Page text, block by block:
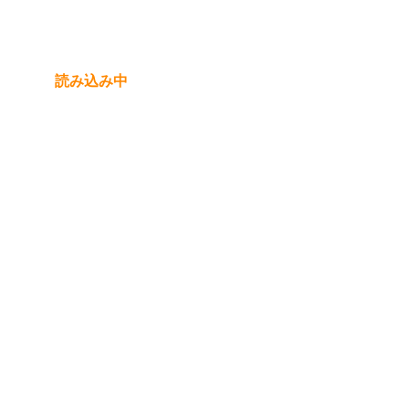
読み込み中